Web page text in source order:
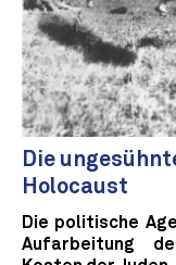
Die
Holocaust
Die politische
Aufarbeitung